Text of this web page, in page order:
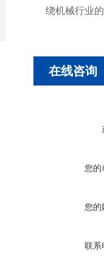
绕机械行业
在线咨询
您的
您的
联系